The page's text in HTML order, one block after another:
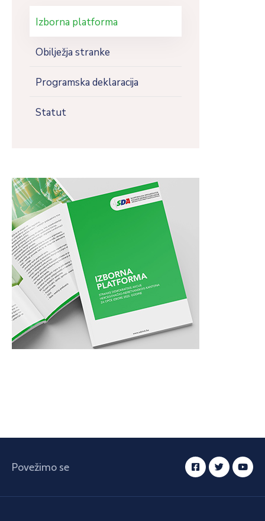
Izborna platforma
Obilježja stranke
Programska deklaracija
Statut
Povežimo se